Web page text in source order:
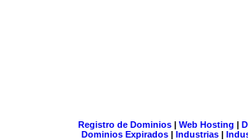
Registro de Dominios| Web Hosting |
Dominios Expirados | Industrias |